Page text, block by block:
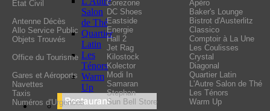
Salon
de Thé
Quartier
Latin
Les
Ténors
Warm
Up
Etat Civil
Antenne Décès
Allo Service Public
Objets Trouvés
Office du Tourisme
Gares et Aéroports
Navettes
Taxis
Numéros d'Urgences
Apéro
Baker's Lounge
Bistrot d'Austerlitz
Classico
Comptoir à La Une
Les Coulisses
Crystal
Diagonal
Quartier Latin
L'Autre Salon de Thé
Les Ténors
Warm Up
Corezone
DC Shoes
Eastside
Energie
Hall 2
Jet Rag
Kilostock
Kolector
Modi In
Samaran
Stephan
Sun Bell Store